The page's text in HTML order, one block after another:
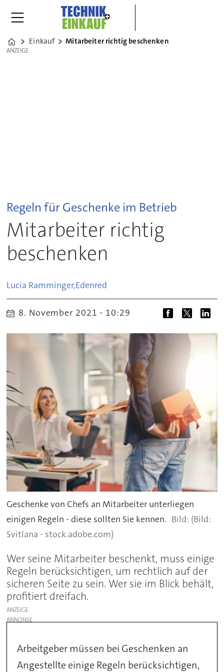
Home
Einkauf Mitarbeiter richtig beschenken
ANZEIGE
ANZEIGE
Regeln für Geschenke im Betrieb
Mitarbeiter richtig
beschenken
Lucia Ramminger,Edenred
8. November 2021 - 10:29
Geschenke von Chefs an Mitarbeiter unterliegen
einigen Regeln - diese sollten Sie kennen.
(Bild:
Svitlana - stock.adobe.com)
Wer seine Mitarbeiter beschenkt, muss einige
Regeln berücksichtigen, um rechtlich auf der
sicheren Seite zu sein. Wer sie im Blick behält,
profitiert dreifach.
ANZEIGE
Arbeitgeber müssen bei Geschenken an
Angestellte einige Regeln berücksichtigen,